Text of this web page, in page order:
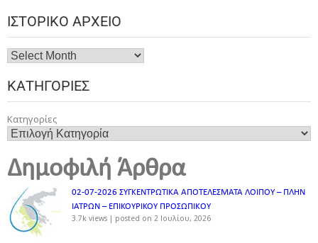
ΙΣΤΟΡΙΚΌ ΑΡΧΕΊΟ
ΚΑΤΗΓΟΡΊΕΣ
Κατηγορίες
Δημοφιλή Άρθρα
02-07-2026 ΣΥΓΚΕΝΤΡΩΤΙΚΑ ΑΠΟΤΕΛΕΣΜΑΤΑ ΛΟΙΠΟΥ – ΠΛΗΝ
ΙΑΤΡΩΝ – ΕΠΙΚΟΥΡΙΚΟΥ ΠΡΟΣΩΠΙΚOY
3.7k views | posted on 2 Ιουλίου, 2026